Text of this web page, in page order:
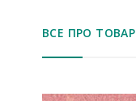
ВСЕ ПРО ТОВАР